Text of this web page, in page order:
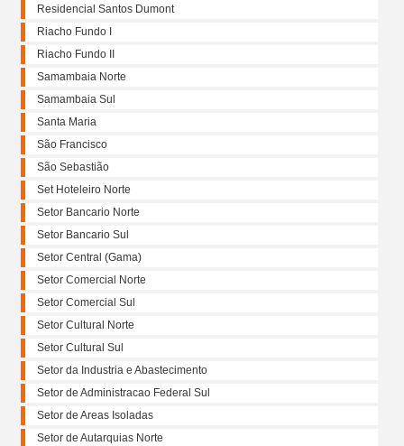
Residencial Santos Dumont
Riacho Fundo I
Riacho Fundo II
Samambaia Norte
Samambaia Sul
Santa Maria
São Francisco
São Sebastião
Set Hoteleiro Norte
Setor Bancario Norte
Setor Bancario Sul
Setor Central (Gama)
Setor Comercial Norte
Setor Comercial Sul
Setor Cultural Norte
Setor Cultural Sul
Setor da Industria e Abastecimento
Setor de Administracao Federal Sul
Setor de Areas Isoladas
Setor de Autarquias Norte